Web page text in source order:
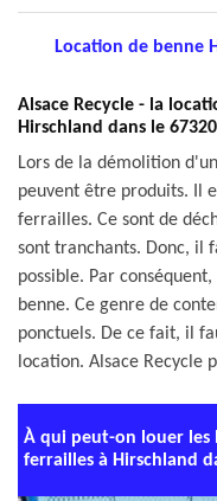
Location de benne
Alsace Recycle - la
Hirschland dans le 67320
Lors de la démolition
peuvent être produits. Il
ferrailles. Ce sont de
sont tranchants. Donc, il
possible. Par
benne. Ce genre de
ponctuels. De ce fait, il
location. Alsace Recycle
À qui peut-on louer les
ferrailles à Hirschland